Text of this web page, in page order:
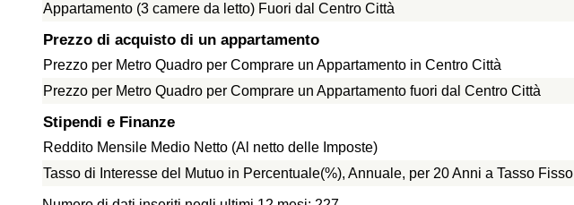
Appartamento (3 camere da letto) Fuori dal Centro Città
Prezzo di acquisto di un appartamento
Prezzo per Metro Quadro per Comprare un Appartamento in Centro Città
Prezzo per Metro Quadro per Comprare un Appartamento fuori dal Centro Città
Stipendi e Finanze
Reddito Mensile Medio Netto (Al netto delle Imposte)
Tasso di Interesse del Mutuo in Percentuale(%), Annuale, per 20 Anni a Tasso Fisso